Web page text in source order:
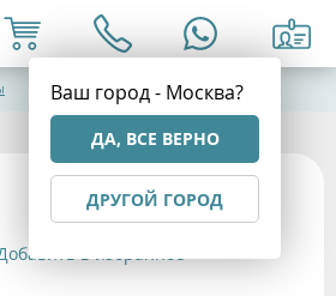
Ваш город - Москва?
ДА, ВСЕ ВЕРНО
ДРУГОЙ ГОРОД
в избранное